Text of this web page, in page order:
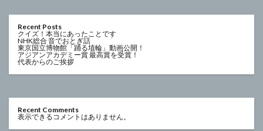
Recent Posts
クイズ！本当にあったことです
NHK総合 音でおとぎ話
東京国立博物館「踊る埴輪」動画公開！
アジアンアカデミー賞 最高賞を受賞！
代表からのご挨拶
Recent Comments
表示できるコメントはありません。